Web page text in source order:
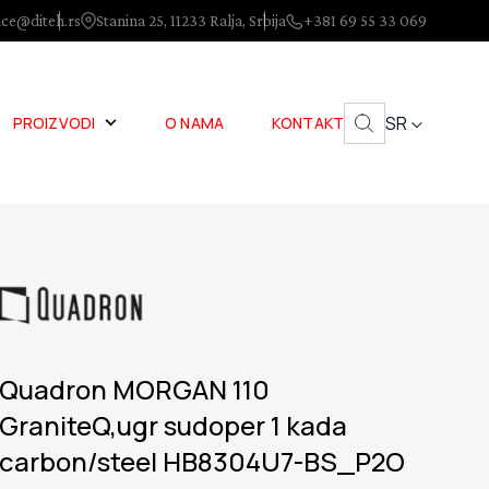
Stanina 25, 11233 Ralja, Srbija +381 69 55 33 069
PROIZVODI O NAMA KONTAKT SR
Quadron MORGAN 110
GraniteQ,ugr sudoper 1 kada
carbon/steel HB8304U7-BS_P2O